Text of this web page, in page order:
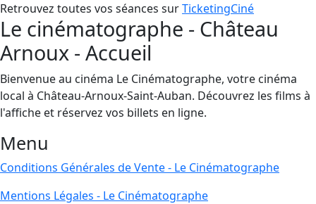
Retrouvez toutes vos séances surTicketingCiné
Le cinématographe - Château
Arnoux - Accueil
Bienvenue au cinéma Le Cinématographe, votre cinéma
local à Château-Arnoux-Saint-Auban. Découvrez les films à
l'affiche et réservez vos billets en ligne.
Menu
Conditions Générales de Vente - Le Cinématographe
Mentions Légales - Le Cinématographe